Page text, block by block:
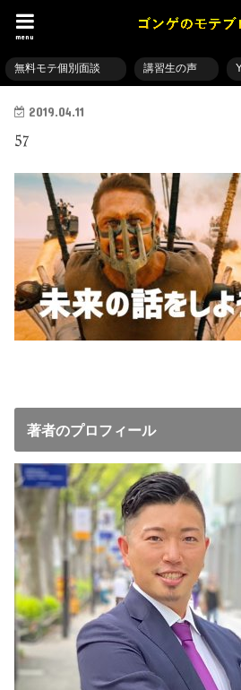
menu
無料モテ個別面談 講習生の声
2019.04.11
57
著者のプロフィール